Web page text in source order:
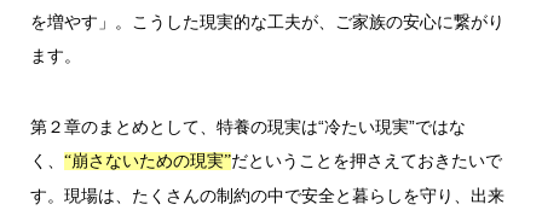
を増やす」。こうした現実的な工夫が、ご家族の安心に繋がり
ます。
第２章のまとめとして、特養の現実は“冷たい現実”ではな
く、 “崩さないための現実”だということを押さえておきたいで
す。現場は、たくさんの制約の中で安全と暮らしを守り、出来